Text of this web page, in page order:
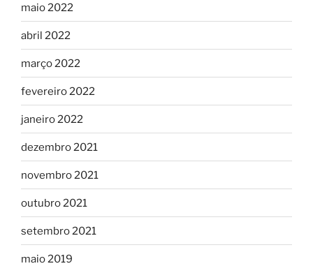
maio 2022
abril 2022
março 2022
fevereiro 2022
janeiro 2022
dezembro 2021
novembro 2021
outubro 2021
setembro 2021
maio 2019